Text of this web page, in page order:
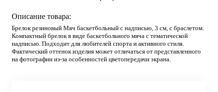
Описание товара:
Брелок резиновый Мяч баскетбольный с надписью, 3 см, с браслетом.
Компактный брелок в виде баскетбольного мяча с тематической
надписью. Подходит для любителей спорта и активного стиля.
Фактический оттенок изделия может отличаться от представленного
на фотографии из-за особенностей цветопередачи экрана.